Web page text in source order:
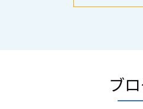
ブ